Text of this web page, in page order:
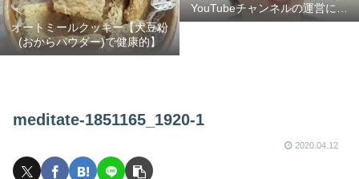
オートミールクッキー【大豆粉
(おからパウダー)で健康的】
YouTubeチャンネルの運営につ
いて【2020年6月】
meditate-1851165_1920-1
2020.04.12